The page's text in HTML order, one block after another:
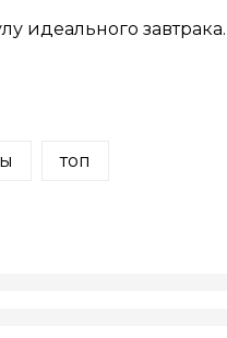
идеального завтрака.
топ